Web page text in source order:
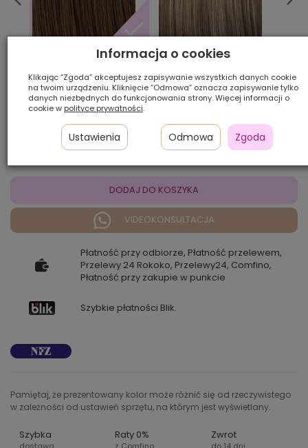
10/24/80
Ilość szt.:
1 200,00 zł
DODAJ DO KOSZYKA
VIDEOKONSULTACJA
Płatność przy odbiorze, Płatność przelewem,
Przelewy 24 Rokoko, Przelewy24, Comfino,
Płatność przy zakupie w punkcie
Szybkie płatności Blik.
Pamiętaj, że prezentowany kolor może różnić się od rzeczywistego
w zależności od ustawień sprzętu, na którym jest wyświetlany.
Szybka Raty 0% Zwrot
Informacja o cookies
Klikając “Zgoda” akceptujesz zapisywanie wszystkich danych cookie
na twoim urządzeniu. Kliknięcie “Odmowa” oznacza zapisywanie tylko
danych niezbędnych do funkcjonowania strony. Więcej informacji o
cookie w polityce prywatności.
Ustawienia Odmowa Zgoda